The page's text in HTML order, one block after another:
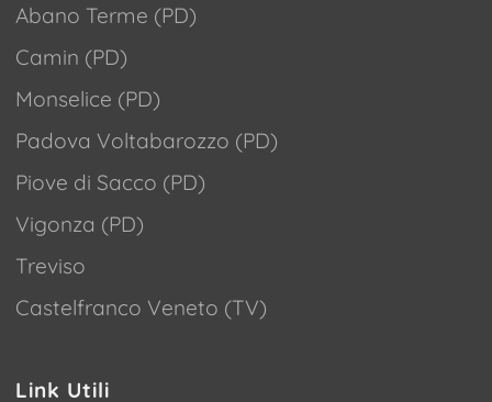
Abano Terme (PD)
Camin (PD)
Monselice (PD)
Padova Voltabarozzo (PD)
Piove di Sacco (PD)
Vigonza (PD)
Treviso
Castelfranco Veneto (TV)
Link Utili